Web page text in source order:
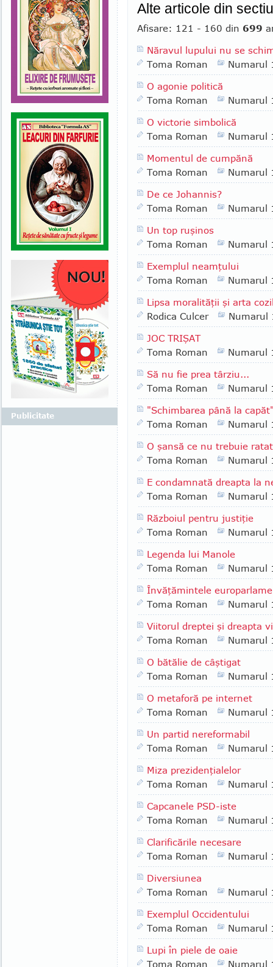
Alte articole din
Afisare: 121 - 160 din 699
Năravul lupului nu se
Toma Roman
Numarul
O agonie politică
Toma Roman
Numarul
O victorie simbolică
Toma Roman
Numarul
Momentul de cumpănă
Toma Roman
Numarul
De ce Johannis?
Toma Roman
Numarul
Un top ruşinos
Toma Roman
Numarul
Exemplul neamţului
Toma Roman
Numarul
Lipsa moralităţii şi arta
Rodica Culcer
Numarul
JOC TRIŞAT
Toma Roman
Numarul
Să nu fie prea târziu...
Toma Roman
Numarul
"Schimbarea până la
Toma Roman
Numarul
O şansă ce nu trebuie
Toma Roman
Numarul
E condamnată dreapta la
Toma Roman
Numarul
Războiul pentru justiţie
Toma Roman
Numarul
Legenda lui Manole
Toma Roman
Numarul
Învăţămintele
Toma Roman
Numarul
Viitorul dreptei şi dreapta
Toma Roman
Numarul
O bătălie de câştigat
Toma Roman
Numarul
O metaforă pe internet
Toma Roman
Numarul
Un partid nereformabil
Toma Roman
Numarul
Miza prezidenţialelor
Toma Roman
Numarul
Capcanele PSD-iste
Toma Roman
Numarul
Clarificările necesare
Toma Roman
Numarul
Diversiunea
Toma Roman
Numarul
Exemplul Occidentului
Toma Roman
Numarul
Lupi în piele de oaie
Toma Roman
Numarul
Publicitate